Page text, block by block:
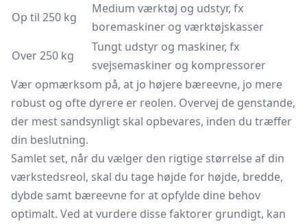
Op til 250 kg
Medium værktøj og udstyr, fx
boremaskiner og værktøjskasser
Over 250 kg
Tungt udstyr og maskiner, fx
svejsemaskiner og kompressorer
Vær opmærksom på, at jo højere bæreevne, jo mere
robust og ofte dyrere er reolen. Overvej de genstande,
der mest sandsynligt skal opbevares, inden du træffer
din beslutning.
Samlet set, når du vælger den rigtige størrelse af din
værkstedsreol, skal du tage højde for højde, bredde,
dybde samt bæreevne for at opfylde dine behov
optimalt. Ved at vurdere disse faktorer grundigt, kan